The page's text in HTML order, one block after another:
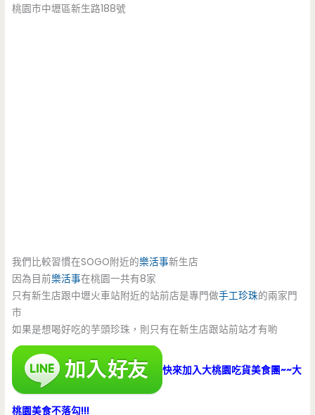
桃園市中壢區新生路188號
我們比較習慣在SOGO附近的樂活事新生店
因為目前樂活事在桃園一共有8家
只有新生店跟中壢火車站附近的站前店是專門做手工珍珠的兩家門
市
如果是想喝好吃的芋頭珍珠，則只有在新生店跟站前站才有喲
快來加入大桃園吃貨美食團~~大
桃園美食不落勾!!!